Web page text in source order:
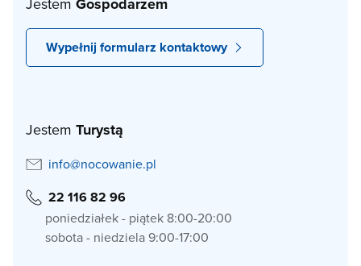
Gospodarzem
Wypełnij formularz kontaktowy
Jestem Turystą
info@nocowanie.pl
22 116 82 96
poniedziałek - piątek 8:00-20:00
sobota - niedziela 9:00-17:00